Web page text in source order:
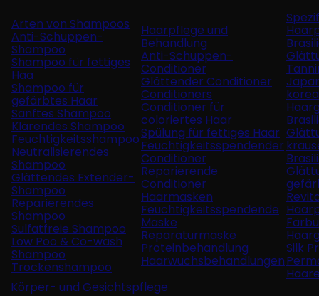
Arten von Shampoos
Anti-Schuppen-
Shampoo
Shampoo für fettiges
Haa
Shampoo für
gefärbtes Haar
Sanftes Shampoo
Klärendes Shampoo
Feuchtigkeitsshampoo
Neutralisierendes
Shampoo
Glättendes Extender-
Shampoo
Reparierendes
Shampoo
Sulfatfreie Shampoo
Low Poo & Co-wash
Shampoo
Trockenshampoo
Haarpflege und
Behandlung
Anti-Schuppen-
Conditioner
Glättender Conditioner
Conditioners
Conditioner für
coloriertes Haar
Spülung für fettiges Haar
Feuchtigkeitsspendender
Conditioner
Reparierende
Conditioner
Haarmasken
Feuchtigkeitsspendende
Maske
Reparaturmaske
Proteinbehandlung
Haarwuchsbehandlungen
Silk
Körper- und Gesichtspflege